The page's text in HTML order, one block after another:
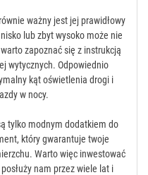
ważny jest jej prawidłowy
lub zbyt wysoko może nie
zapoznać się z instrukcją
wytycznych. Odpowiednio
kąt oświetlenia drogi i
w nocy.
tylko modnym dodatkiem do
który gwarantuje twoje
Warto więc inwestować
nam przez wiele lat i